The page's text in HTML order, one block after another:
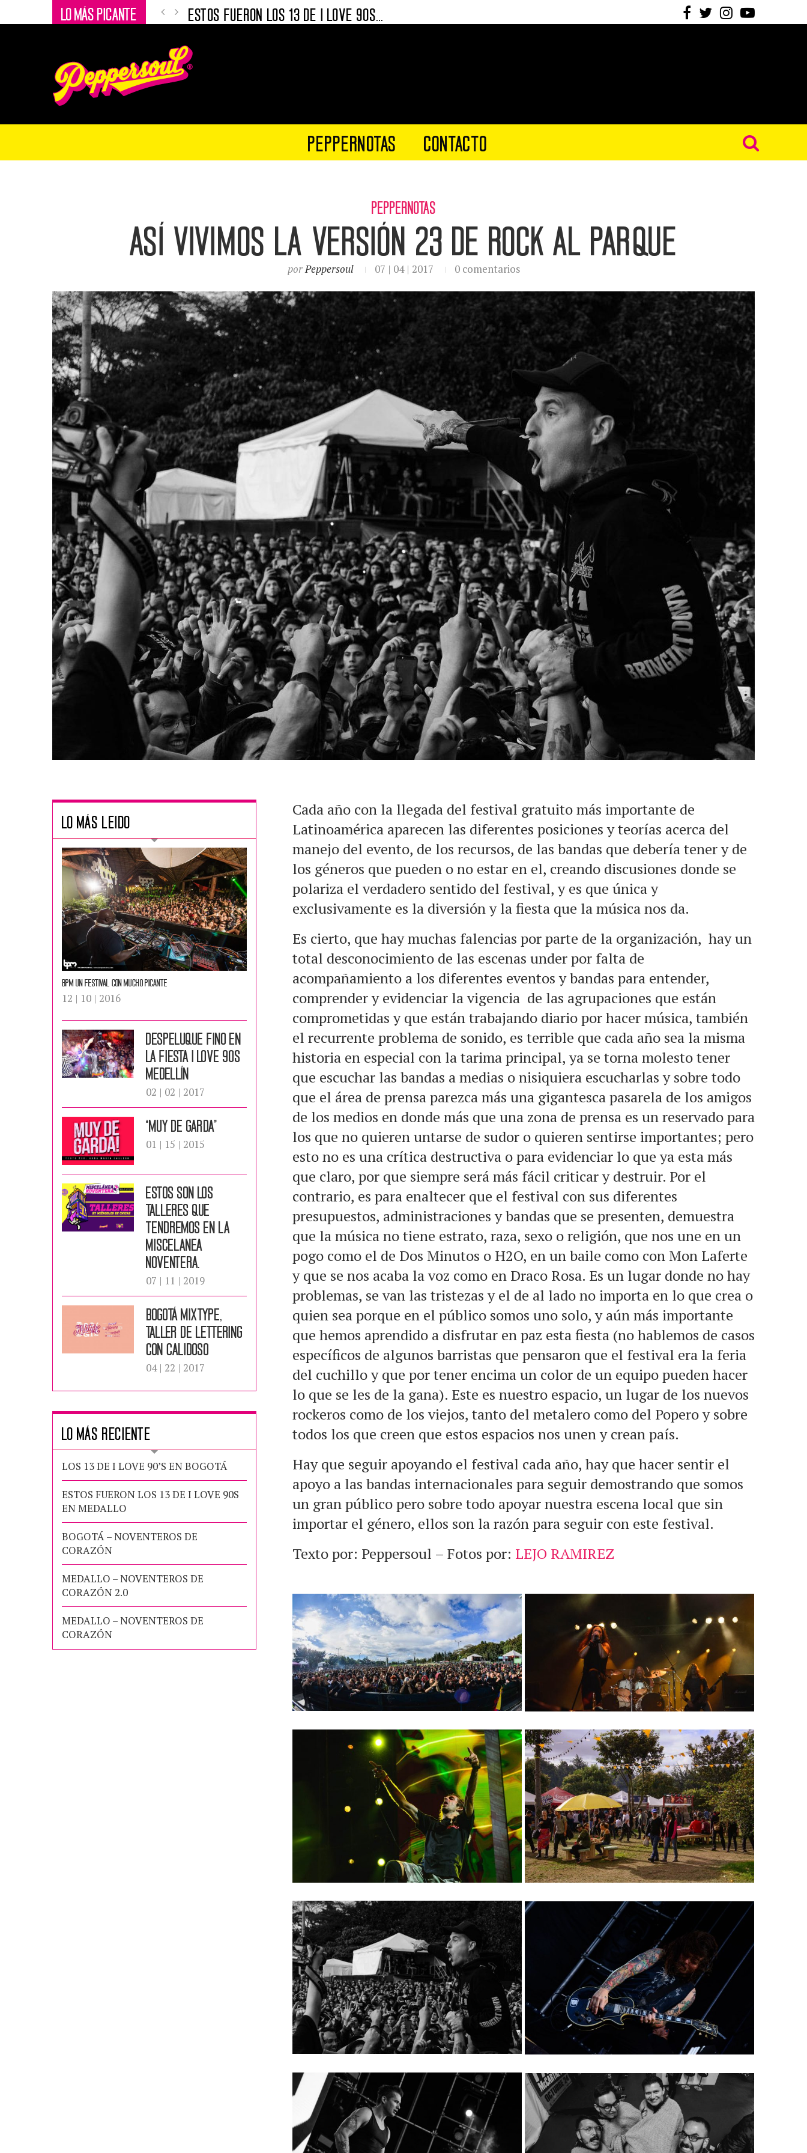
LO MÁS PICANTE
BOGOTÁ – NOVENTEROS DE CORAZÓN
MEDALLO – NOVENTEROS DE CORAZÓN
BOGOTÁ NOVENTERA
MEDELLÍN: LOS 90S FUERON SUPERPODEROSOS.
BOGOTÁ: LOS 90S EN LA P+T@ CASA.
PEPPERNOTAS CONTACTO
PEPPERNOTAS
Así vivimos la versión 23 de rock al parque
porPeppersoul 07 | 04 | 2017 0 comentarios
Cada año con la llegada del festival gratuito más importante de
Latinoamérica aparecen las diferentes posiciones y teorías acerca del
manejo del evento, de los recursos, de las bandas que debería tener y de
los géneros que pueden o no estar en el, creando discusiones donde se
polariza el verdadero sentido del festival, y es que única y
exclusivamente es la diversión y la fiesta que la música nos da.
Es cierto, que hay muchas falencias por parte de la organización, hay un
total desconocimiento de las escenas under por falta de
acompañamiento a los diferentes eventos y bandas para entender,
comprender y evidenciar la vigencia de las agrupaciones que están
comprometidas y que están trabajando diario por hacer música, también
el recurrente problema de sonido, es terrible que cada año sea la misma
historia en especial con la tarima principal, ya se torna molesto tener
que escuchar las bandas a medias o nisiquiera escucharlas y sobre todo
que el área de prensa parezca más una gigantesca pasarela de los amigos
de los medios en donde más que una zona de prensa es un reservado para
los que no quieren untarse de sudor o quieren sentirse importantes; pero
esto no es una crítica destructiva o para evidenciar lo que ya esta más
que claro, por que siempre será más fácil criticar y destruir. Por el
contrario, es para enaltecer que el festival con sus diferentes
presupuestos, administraciones y bandas que se presenten, demuestra
que la música no tiene estrato, raza, sexo o religión, que nos une en un
pogo como el de Dos Minutos o H2O, en un baile como con Mon Laferte
y que se nos acaba la voz como en Draco Rosa. Es un lugar donde no hay
problemas, se van las tristezas y el de al lado no importa en lo que crea o
quien sea porque en el público somos uno solo, y aún más importante
que hemos aprendido a disfrutar en paz esta fiesta (no hablemos de casos
específicos de algunos barristas que pensaron que el festival era la feria
del cuchillo y que por tener encima un color de un equipo pueden hacer
lo que se les de la gana). Este es nuestro espacio, un lugar de los nuevos
rockeros como de los viejos, tanto del metalero como del Popero y sobre
todos los que creen que estos espacios nos unen y crean país.
Hay que seguir apoyando el festival cada año, hay que hacer sentir el
apoyo a las bandas internacionales para seguir demostrando que somos
un gran público pero sobre todo apoyar nuestra escena local que sin
importar el género, ellos son la razón para seguir con este festival.
Texto por: Peppersoul – Fotos por: LEJO RAMIREZ
LO MÁS LEIDO
Bpm un festival con mucho picante
12 | 10 | 2016
Despeluque fino en
la fiesta i love 90s
Medellín
02 | 02 | 2017
“Muy de Garda”
01 | 15 | 2015
ESTOS SON LOS
TALLERES QUE
TENDREMOS EN LA
MISCELANEA
NOVENTERA.
07 | 11 | 2019
Bogotá Mixtype,
Taller de Lettering
con Calidoso
04 | 22 | 2017
LO MÁS RECIENTE
LOS 13 DE I LOVE 90’S EN BOGOTÁ
ESTOS FUERON LOS 13 DE I LOVE 90S
EN MEDALLO
BOGOTÁ – NOVENTEROS DE
CORAZÓN
MEDALLO – NOVENTEROS DE
CORAZÓN 2.0
MEDALLO – NOVENTEROS DE
CORAZÓN